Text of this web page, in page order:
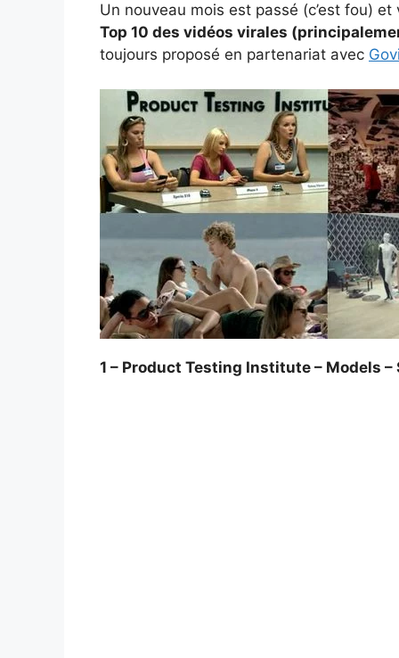
Un nouveau mois est passé (c’est fou) et
Top 10 des vidéos virales
toujours proposé en partenariat avec
1 – Product Testing Institute – Models –